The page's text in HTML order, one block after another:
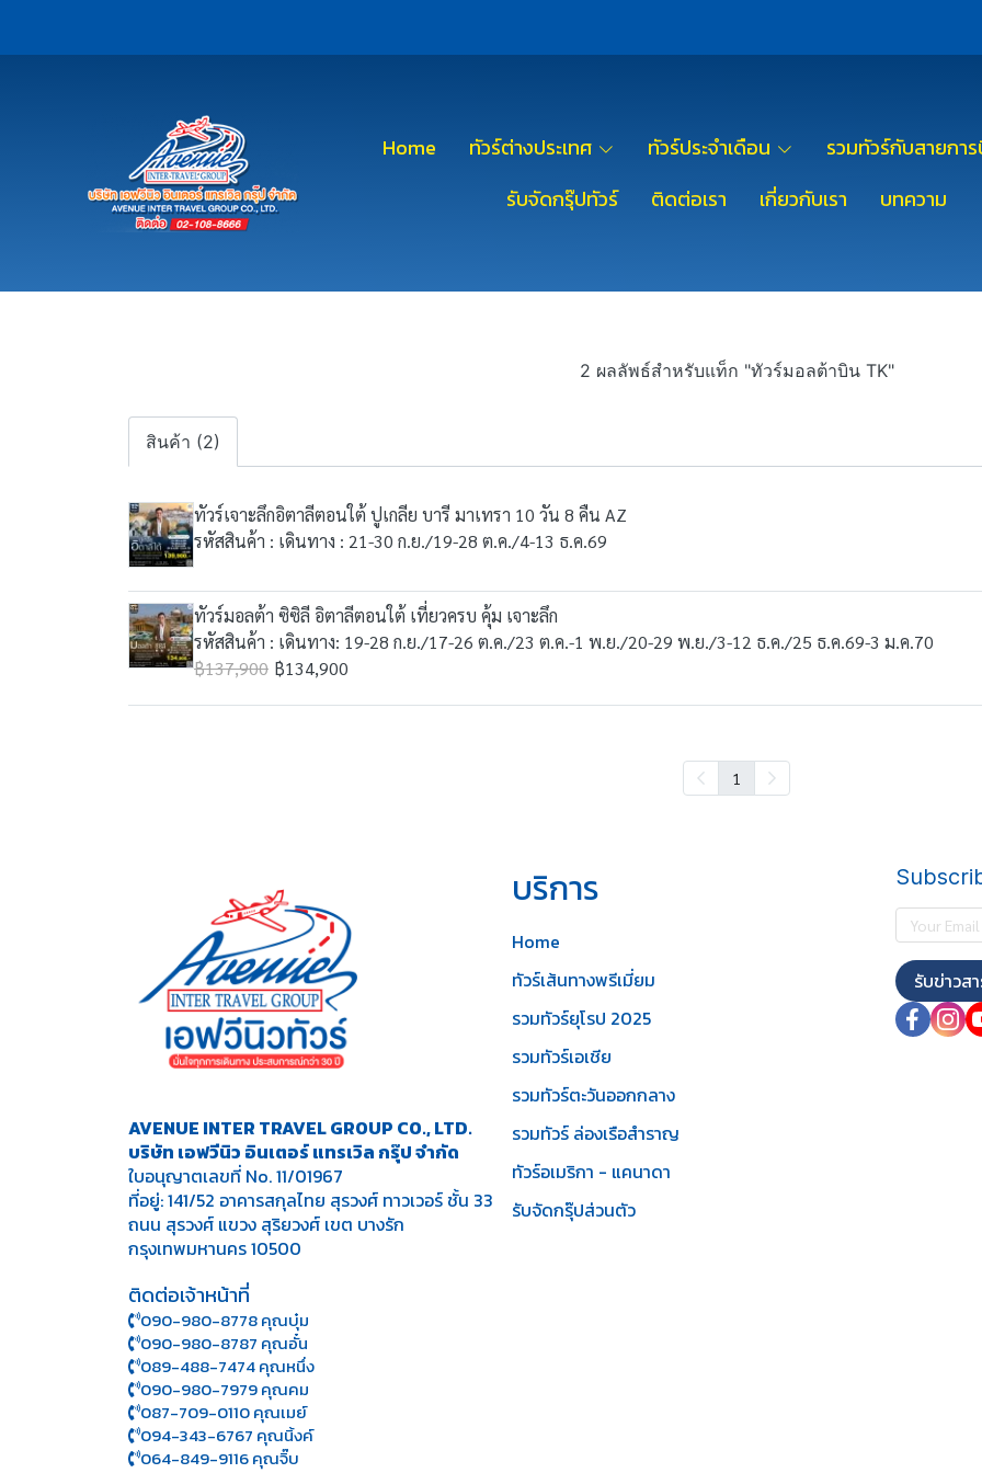
Home ทัวร์ต่างประเทศ ทัวร์ประจำเดือน
รวมทัวร์กับสายกา
รับจัดกรุ๊ปทัวร์
ติดต่อเรา เกี่ยวกับเรา บทความ
2 ผลลัพธ์สำหรับแท็ก "ทัวร์มอลต้าบิน TK"
สินค้า (2)
ทัวร์เจาะลึกอิตาลีตอนใต้ ปูเกลีย บารี มาเทรา 10 วัน 8 คืน AZ
รหัสสินค้า : เดินทาง : 21-30 ก.ย./19-28 ต.ค./4-13 ธ.ค.69
ทัวร์มอลต้า ซิซิลี อิตาลีตอนใต้ เที่ยวครบ คุ้ม เจาะลึก
รหัสสินค้า : เดินทาง: 19-28 ก.ย./17-26 ต.ค./23 ต.ค.-1 พ.ย./20-29 พ.ย./3-12 ธ.ค./25 ธ.ค.69-3 ม.ค.70
฿137,900 ฿134,900
1
AVENUE INTER TRAVEL GROUP CO., LTD.
บริษัท เอฟวีนิว อินเตอร์ แทรเวิล กรุ๊ป จำกัด
ใบอนุญาตเลขที่ No. 11/01967
ที่อยู่: 141/52 อาคารสกุลไทย สุรวงศ์ ทาวเวอร์ ชั้น 33
ถนน สุรวงศ์ แขวง สุริยวงศ์ เขต บางรัก
กรุงเทพมหานคร 10500
ติดต่อเจ้าหน้าที่
090-980-8778 คุณบุ๋ม
090-980-8787 คุณอั๋น
089-488-7474 คุณหนึ่ง
090-980-7979 คุณคม
087-709-0110 คุณเมย์
094-343-6767 คุณนิ้งค์
064-849-9116 คุณจิ๊บ
บริการ
Home
ทัวร์เส้นทางพรีเมี่ยม
รวมทัวร์ยุโรป 2025
รวมทัวร์เอเชีย
รวมทัวร์ตะวันออกกลาง
รวมทัวร์ ล่องเรือสำราญ
ทัวร์อเมริกา - แคนาดา
รับจัดกรุ๊ปส่วนตัว
รับข่าวส